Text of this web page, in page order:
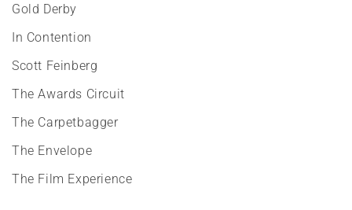
Gold Derby
In Contention
Scott Feinberg
The Awards Circuit
The Carpetbagger
The Envelope
The Film Experience